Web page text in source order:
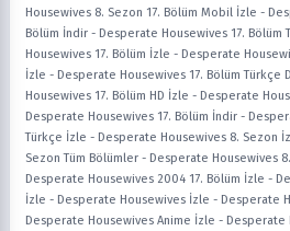
Housewives 8. Sezon 17. Bölüm Mobil İzle -
Bölüm İndir - Desperate Housewives 17. Bölüm
Housewives 17. Bölüm İzle - Desperate
İzle - Desperate Housewives 17. Bölüm Türkçe
Housewives 17. Bölüm HD İzle - Desperate
Desperate Housewives 17. Bölüm İndir -
Türkçe İzle - Desperate Housewives 8. Sezon
Sezon Tüm Bölümler - Desperate Housewives
Desperate Housewives 2004 17. Bölüm İzle -
İzle - Desperate Housewives İzle - Desperate
Desperate Housewives Anime İzle - Desperate